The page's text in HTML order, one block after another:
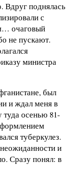
Вдруг поднялась
с
очаговый
не пускают.
министра
был
и ждал меня в
туда осенью 81-
туберкулез.
и
Сразу понял: в